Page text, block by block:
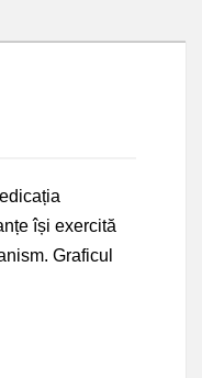
își exercită
Graficul